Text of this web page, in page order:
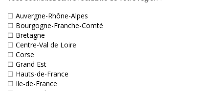
☐ Auvergne-Rhône-Alpes
☐ Bourgogne-Franche-Comté
☐ Bretagne
☐ Centre-Val de Loire
☐ Corse
☐ Grand Est
☐ Hauts-de-France
☐ Ile-de-France